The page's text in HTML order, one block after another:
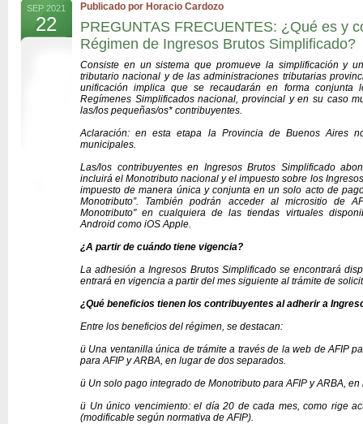
SEP 2021
22
Publicado por Horacio Cardozo
PREGUNTAS FRECUENTES: ¿Qué es y
Régimen de Ingresos Brutos Simplificado?
Consiste en un sistema que promueve la simplificación y
tributario nacional y de las administraciones tributarias
unificación implica que serecaudarán en forma conjunta
Regímenes Simplificados nacional, provincial y en su caso
las/los pequeñas/os* contribuyentes.
Aclaración: en esta etapa la Provincia de Buenos Aires
municipales.
Las/los contribuyentes en Ingresos Brutos Simplificado
incluirá el Monotributo nacional y el impuesto sobre los
impuesto de manera única y conjunta en un solo acto de
Monotributo”. También podrán acceder al micrositio de
Monotributo" en cualquiera de las tiendas virtuales
Android como iOS Apple.
¿A partir de cuándo tiene vigencia?
La adhesión a Ingresos Brutos Simplificado se encontrará
entrará en vigencia a partir del mes siguiente al trámite de
¿Qué beneficios tienen los contribuyentes al adherir a
Entre los beneficios del régimen, se destacan:
ü Una ventanilla única de trámite a través de la web de AFIP
para AFIP y ARBA, en lugar de dos separados.
ü Un solo pago integrado de Monotributo para AFIP y ARBA,
ü Un único vencimiento: el día 20 de cada mes, como rige
(modificable según normativa de AFIP).